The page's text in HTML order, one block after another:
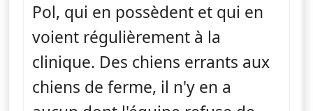
Pol, qui en possèdent et qui en
voient régulièrement à la
clinique. Des chiens errants aux
chiens de ferme, il n'y en a